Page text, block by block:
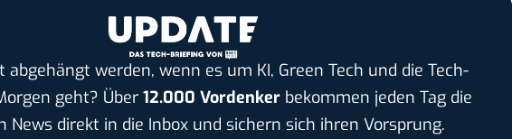
werden, wenn es um KI, Green Tech und die Tech-
geht? Über 12.000 Vordenkerbekommen jeden Tag die
News direkt in die Inbox und sichern sich ihren Vorsprung.